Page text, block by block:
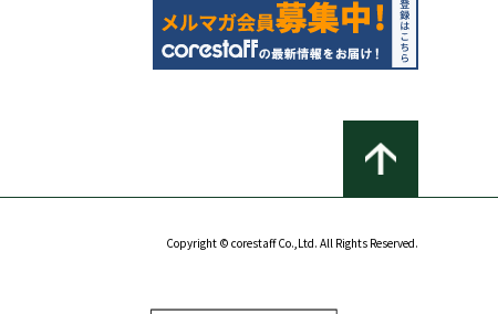
Copyright © corestaff Co.,Ltd. All Rights Reserved.